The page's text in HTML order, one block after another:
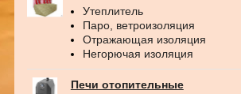
Утеплитель
Паро, ветроизоляция
Отражающая изоляция
Негорючая изоляция
Печи отопительные